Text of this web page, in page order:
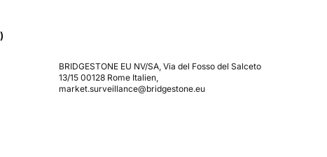
BRIDGESTONE EU NV/SA, Via del Fosso del Salceto
13/15 00128 Rome Italien,
market.surveillance@bridgestone.eu